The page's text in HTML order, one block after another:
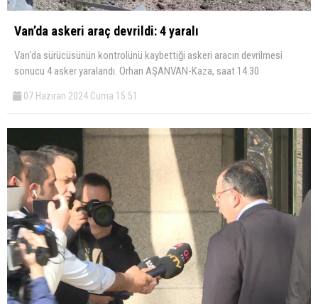
Van’da askeri araç devrildi: 4 yaralı
Van‘da sürücüsünün kontrolünü kaybettiği askeri aracın devrilmesi
sonucu 4 asker yaralandı. Orhan AŞANVAN-Kaza, saat 14.30
07 Haziran 2024 Cuma 15:51